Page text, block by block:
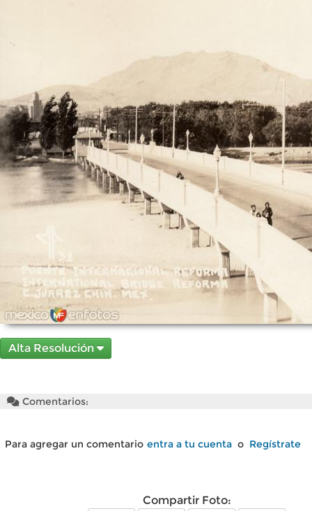
Alta Resolución
Comentarios:
Para agregar un comentario entra a tu cuenta o Regístrate
Compartir Foto: